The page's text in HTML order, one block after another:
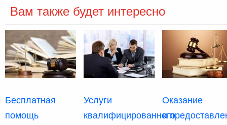
Вам также будет интересно
Бесплатная
помощь
Услуги
квалифицированного
Оказание
и